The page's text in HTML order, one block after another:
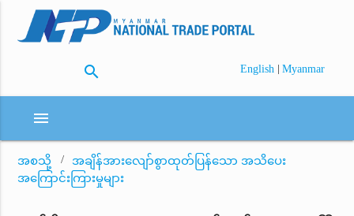
search English | Myanmar
menu
အစသို့
အချိန်အားလျော်စွာထုတ်ပြန်သော အသိပေး
အကြောင်းကြားမှုများ